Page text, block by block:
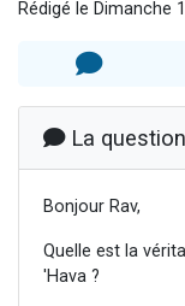
Rédigé le Dimanche
La
Bonjour Rav,
Quelle est la
'Hava ?